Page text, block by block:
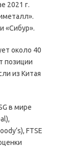
2021 г.
«Сибур».
около 40
позиции
из Китая
в мире
FTSE